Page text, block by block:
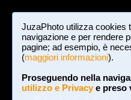
JuzaPhoto utilizza cookies
navigazione e per rendere
pagine; ad esempio, è
(maggiori informazioni).
Proseguendo nella
utilizzo e Privacye preso